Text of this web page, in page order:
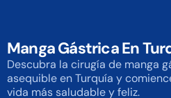
Manga Gástrica En
Descubra la cirugía de manga
asequible en Turquía y
vida más saludable y feliz.